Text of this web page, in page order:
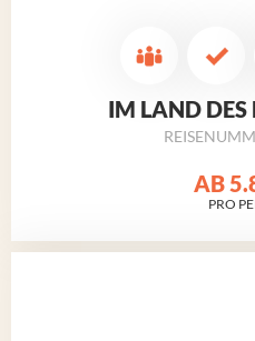
IM LAND DES
AB
PRO